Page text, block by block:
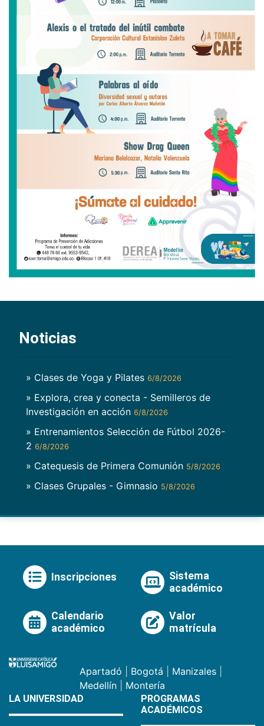
Noticias
» Clases de Yoga y Pilates 6/8/2026
» Explora, crea y conecta - Semilleros de
Investigación en acción 6/8/2026
» Entrenamientos Selección de Fútbol 2026-
2 6/8/2026
» Catequesis de Primera Comunión 5/8/2026
» Clases Grupales - Gimnasio 5/8/2026
Inscripciones
Sistema
académico
Calendario
académico
Valor
matrícula
Apartadó Bogotá Manizales
Medellín
Montería
LA UNIVERSIDAD
PROGRAMAS
ACADÉMICOS